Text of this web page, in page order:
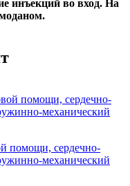
инъекций во вход. На
помощи, сердечно-
механический